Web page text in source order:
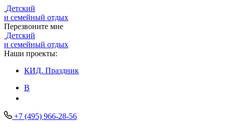
Детский
и семейный отдых
Перезвоните мне
Детский
и семейный отдых
Наши проекты:
КИД. Праздник
В
+7 (495) 966-28-56